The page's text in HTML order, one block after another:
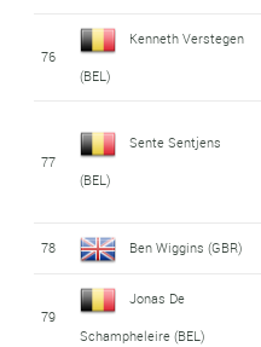
76
Kenneth Verstegen
(BEL)
77
Sente Sentjens
(BEL)
78 Ben Wiggins (GBR)
79
Jonas De
Schampheleire (BEL)